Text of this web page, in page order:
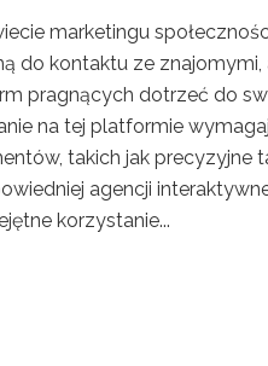
marketingu
do kontaktu ze znajomymi,
pragnących dotrzeć do
na tej platformie
takich jak precyzyjne
agencji
korzystanie...